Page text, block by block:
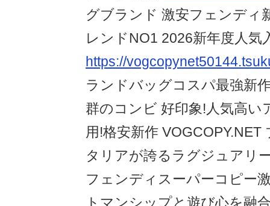
グブランド 激安フェンディ
レンドNO1 2026新年度人気
https://
ランドバッグコスパ最強新
群のコンビ 好印象!人気高い
用!格安新作
タリアが誇るラグジュアリ
フェンディスーパーコピー
トマンシップと遊び心を融